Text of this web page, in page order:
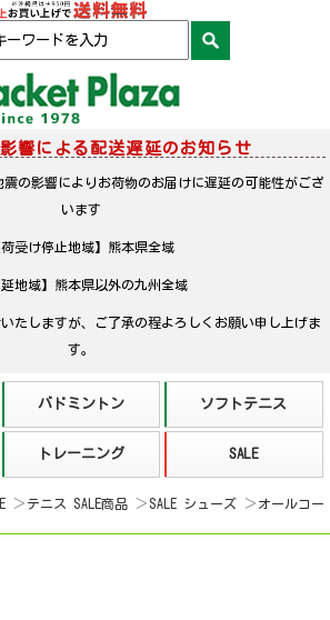
響による配送遅延のお知らせ
の影響によりお荷物のお届けに遅延の可能性がござ
います
荷受け停止地域】熊本県全域
延地域】熊本県以外の九州全域
たしますが、ご了承の程よろしくお願い申し上げま
す。
テニス SALE商品 SALE シューズ
オールコー